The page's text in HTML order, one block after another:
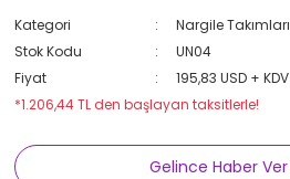
Kategori Nargile Takımları
Stok Kodu
UN04
Fiyat
195,83 USD + KDV
*1.206,44 TL den başlayan taksitlerle!
Gelince Haber Ver